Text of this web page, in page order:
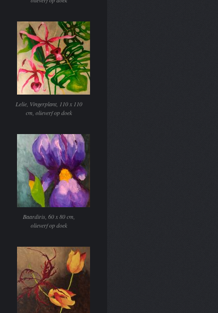
Lelie, Vingerplant, 110 x 110
cm, olieverf op doek
Baardiris, 60 x 80 cm,
olieverf op doek